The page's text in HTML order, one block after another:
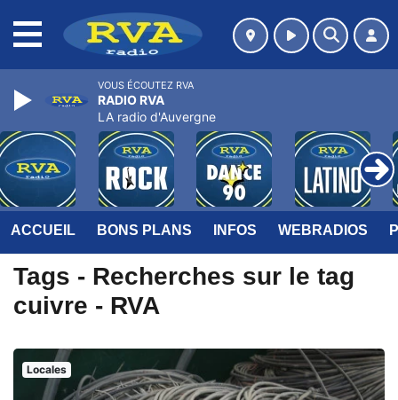
ACCUEIL BONS PLANS INFOS WEBRADIOS
Tags - Recherches sur le tag
cuivre - RVA
Locales
VOUS ÉCOUTEZ RVA
RADIO RVA
LA radio d'Auvergne